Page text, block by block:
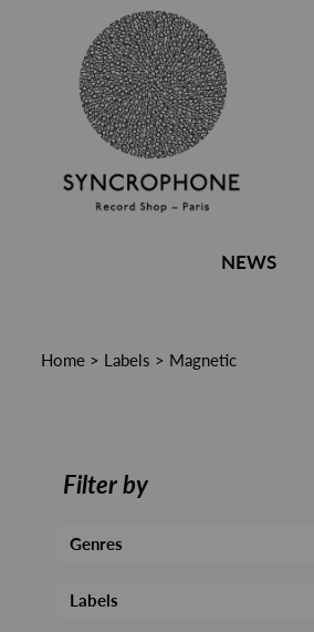
NEWS
Home > Labels > Magnetic
Filter by
Genres
Labels